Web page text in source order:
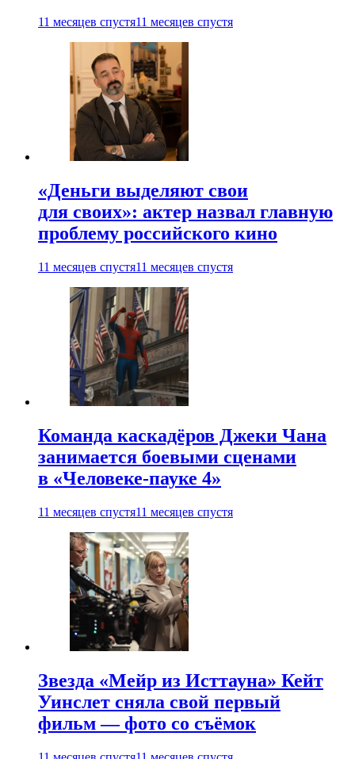
11 месяцев спустя11 месяцев спустя
«Деньги выделяют свои
для своих»: актер назвал главную
проблему российского кино
11 месяцев спустя11 месяцев спустя
Команда каскадёров Джеки Чана
занимается боевыми сценами
в «Человеке-пауке 4»
11 месяцев спустя11 месяцев спустя
Звезда «Мейр из Исттауна» Кейт
Уинслет сняла свой первый
фильм — фото со съёмок